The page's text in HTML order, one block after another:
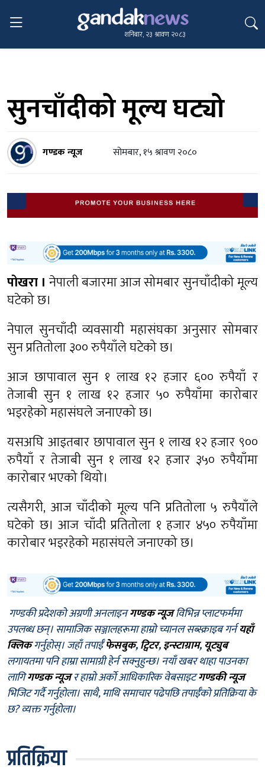
शनिबार, २३ श्रावण २०८३
सुनचाँदीको मूल्य घट्यो
गण्डक न्यूज सोमबार, १५ श्रावण २०८०
पोखरा । नेपाली बजारमा आज सोमबार सुनचाँदीको मूल्य
घटेको छ।
नेपाल सुनचाँदी व्यवसायी महासंघका अनुसार सोमबार
सुन प्रतितोला ३०० रुपैयाँले घटेको छ।
आज छापावाल सुन १ लाख १२ हजार ६०० रुपैयाँ र
तेजाबी सुन १ लाख १२ हजार ५० रुपैयाँमा कारोबार
भइरहेको महासंघले जनाएको छ।
यसअघि आइतबार छापावाल सुन १ लाख १२ हजार ९००
रुपैयाँ र तेजाबी सुन १ लाख १२ हजार ३५० रुपैयाँमा
कारोबार भएको थियो।
त्यसैगरी, आज चाँदीको मूल्य पनि प्रतितोला ५ रुपैयाँले
घटेको छ। आज चाँदी प्रतितोला १ हजार ४५० रुपैयाँमा
कारोबार भइरहेको महासंघले जनाएको छ।
गण्डकी प्रदेशको अग्रणी अनलाइनगण्डक न्यूजविभिन्न प्लाटफर्ममा
उपलब्ध छन्। सामाजिक सञ्जालहरूमा हाम्रो च्यानल सब्स्क्राइब गर्नयहाँ
क्लिकगर्नुहोस्। जहाँ तपाईँफेसबुक,ट्विटर,इन्स्टाग्राम, यूट्युब
लगायतमा पनि हाम्रा सामाग्री हेर्न सक्नुहुन्छ। नयाँ खबर थाहा पाउनका
लागिगण्डक न्यूजर हाम्रो अर्को आधिकारिक वेबसाइटगण्डकी न्यूज
भिजिट गर्दै गर्नुहोला। साथै, माथि समाचार पढेपछि तपाईँको प्रतिक्रिया के
छ? व्यक्त गर्नुहोला।
प्रतिक्रिया